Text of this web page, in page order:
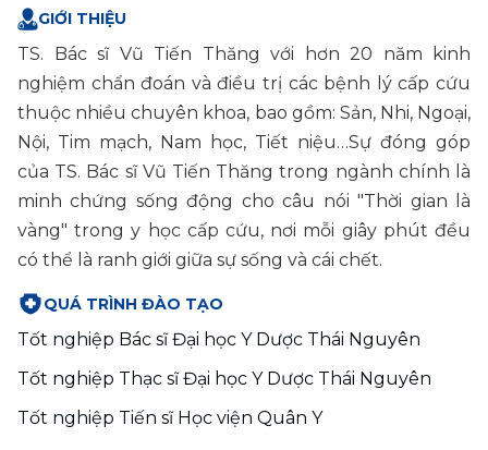
GIỚI THIỆU
TS. Bác sĩ Vũ Tiến Thăng với hơn 20 năm kinh
nghiệm chẩn đoán và điều trị các bệnh lý cấp cứu
thuộc nhiều chuyên khoa, bao gồm: Sản, Nhi, Ngoại,
Nội, Tim mạch, Nam học, Tiết niệu…Sự đóng góp
của TS. Bác sĩ Vũ Tiến Thăng trong ngành chính là
minh chứng sống động cho câu nói "Thời gian là
vàng" trong y học cấp cứu, nơi mỗi giây phút đều
có thể là ranh giới giữa sự sống và cái chết.
QUÁ TRÌNH ĐÀO TẠO
Tốt nghiệp Bác sĩ Đại học Y Dược Thái Nguyên
Tốt nghiệp Thạc sĩ Đại học Y Dược Thái Nguyên
Tốt nghiệp Tiến sĩ Học viện Quân Y